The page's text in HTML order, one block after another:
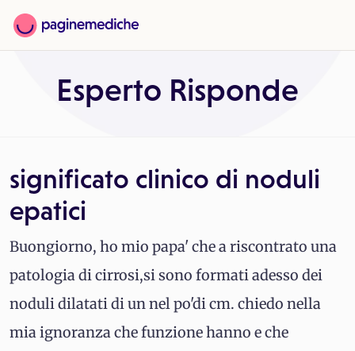
Esperto Risponde
significato clinico di noduli
epatici
Buongiorno, ho mio papa' che a riscontrato una
patologia di cirrosi,si sono formati adesso dei
noduli dilatati di un nel po'di cm. chiedo nella
mia ignoranza che funzione hanno e che